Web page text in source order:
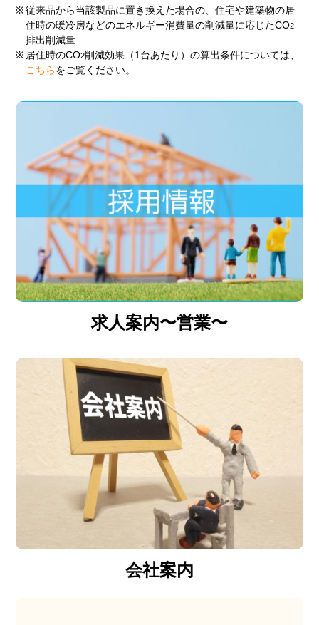
※ 従来品から当該製品に置き換えた場合の、住宅や建築物の居
住時の暖冷房などのエネルギー消費量の削減量に応じたCO2
排出削減量
※ 居住時のCO2削減効果（1台あたり）の算出条件については、
こちら をご覧ください。
求人案内〜営業〜
会社案内